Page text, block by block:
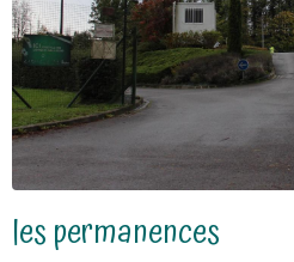
les permanences